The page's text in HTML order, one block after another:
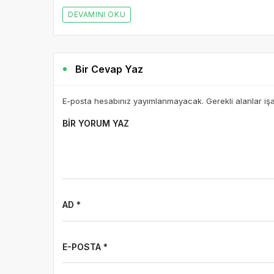
DEVAMINI OKU
Bir Cevap Yaz
E-posta hesabınız yayımlanmayacak. Gerekli alanlar
BIR YORUM YAZ
AD *
E-POSTA *